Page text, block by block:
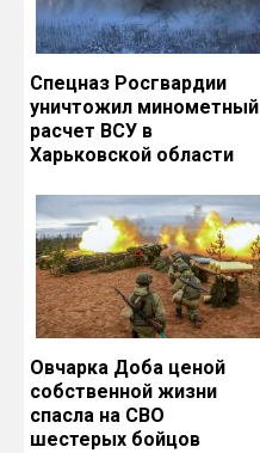
Спецназ Росгвардии
уничтожил минометный
расчет ВСУ в
Харьковской области
Овчарка Доба ценой
собственной жизни
спасла на СВО
шестерых бойцов